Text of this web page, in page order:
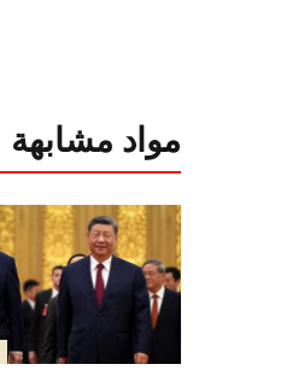
مواد مشابهة